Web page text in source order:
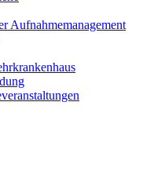
Aufnahmemanagement